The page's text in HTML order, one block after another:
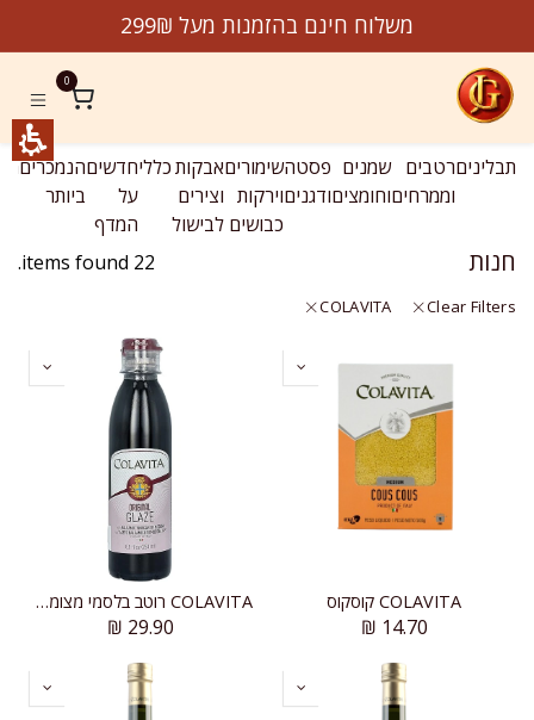
jeremygourmet.com
משלוח חינם בהזמנות מעל 299₪
0
תבליניםרטבים
וממרחים
שמנים
וחומצים
פסטה
ודגנים
שימורים
וירקות
כבושים
אבקות
וצירים
לבישול
כלליחדשים
על
המדף
הנמכרים
ביותר
חנות 22 items found.
Clear Filters
COLAVITA
COLAVITA קוסקוס
14.70
₪
COLAVITA רוטב בלסמי מצומצם לציפוי-גלייז
29.90
₪